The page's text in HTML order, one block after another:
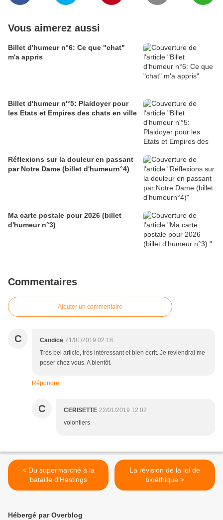
Vous aimerez aussi
Billet d'humeur n°6: Ce que "chat"
m'a appris
Billet d'humeur n'°5: Plaidoyer pour
les Etats et Empires des chats en ville
Réflexions sur la douleur en passant
par Notre Dame (billet d'humeurn°4)
Ma carte postale pour 2026 (billet
d'humeur n°3)
Commentaires
Ajouter un commentaire
C Candice 21/01/2019 02:18
Très bel article, très intéressant et bien écrit. Je reviendrai me
poser chez vous. A bientôt.
Répondre
C CERISETTE 22/01/2019 12:02
volontiers
< Du supermarché à la
bataille d'Hastings
La révision de la loi de
bioéthique >
Hébergé par Overblog